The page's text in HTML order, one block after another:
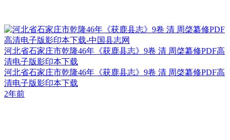
河北省石家庄市乾隆46年《获鹿县志》9卷 清 周棨纂修PDF高
清电子版影印本下载
河北省石家庄市乾隆46年《获鹿县志》9卷 清 周棨纂修PDF高
清电子版影印本下载
2年前